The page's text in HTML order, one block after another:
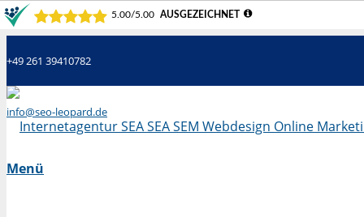
+49 261 39410782
info@seo-leopard.de
Menü